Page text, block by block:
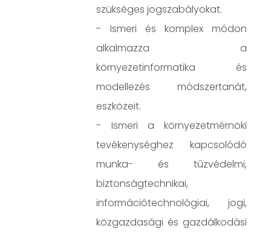
szükséges jogszabályokat.
- Ismeri és komplex módon
alkalmazza a
környezetinformatika és
modellezés módszertanát,
eszközeit.
- Ismeri a környezetmérnöki
tevékenységhez kapcsolódó
munka- és tűzvédelmi,
biztonságtechnikai,
információtechnológiai, jogi,
közgazdasági és gazdálkodási